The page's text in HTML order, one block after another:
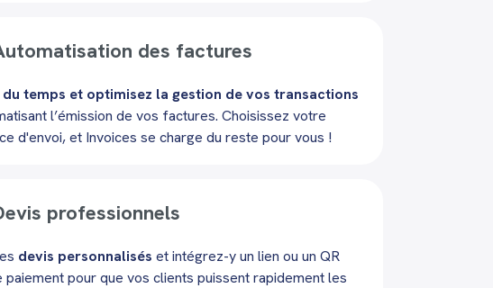
des factures
du temps et optimisez la gestion de vos transactions
l’émission de vos factures. Choisissez votre
d'envoi, et Invoices se charge du reste pour vous !
professionnels
devis personnalisés et intégrez-y un lien ou un QR
paiement pour que vos clients puissent rapidement les